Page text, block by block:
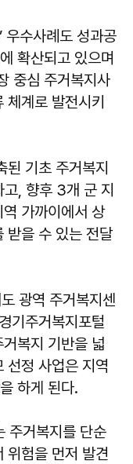
우수사례도 성과공
확산되고 있으며
중심 주거복지사
계로 발전시키
기초 주거복지
, 향후 3개 군 지
가까이에서 상
받을 수 있는 전달
광역 주거복지센
기주거복지포털
복지 기반을 넓
선정 사업은 지역
하게 된다.
주거복지를 단순
위험을 먼저 발견